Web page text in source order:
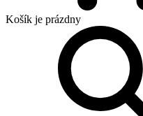
Košík je prázdny